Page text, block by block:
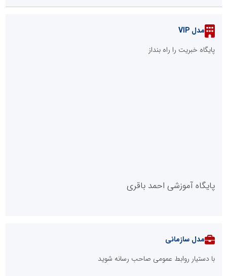
مدل VIP
پایگاه خبریت را راه بنداز
پایگاه آموزشی احمد باقری
مدل سازمانی
با دستیار روابط عمومی صاحب رسانه شوید